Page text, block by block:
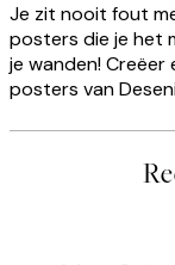
Je zit nooit fout
posters die je het
je wanden!
posters van